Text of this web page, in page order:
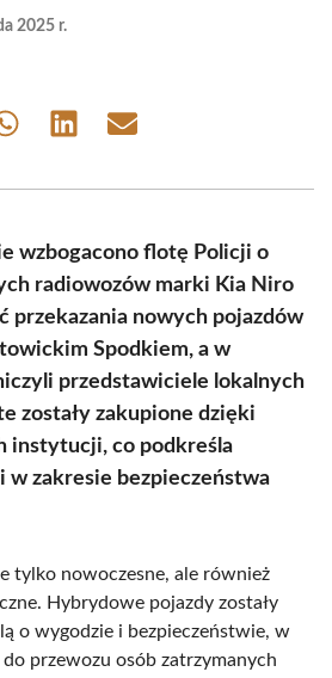
2025 r.
Share Share Share
wzbogacono flotę Policji o
radiowozów marki Kia Niro
przekazania nowych pojazdów
Spodkiem, a w
przedstawiciele lokalnych
zostały zakupione dzięki
instytucji, co podkreśla
w zakresie bezpieczeństwa
tylko nowoczesne, ale również
Hybrydowe pojazdy zostały
o wygodzie i bezpieczeństwie, w
przewozu osób zatrzymanych